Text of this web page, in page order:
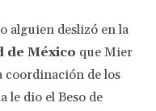
alguien deslizó en la
de México que Mier
coordinación de los
le dio el Beso de